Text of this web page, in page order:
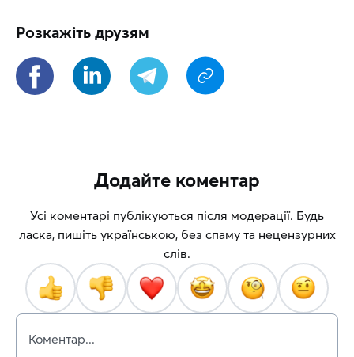
Розкажіть друзям
Додайте коментар
Усі коментарі публікуються після модерації. Будь
ласка, пишіть українською, без спаму та нецензурних
слів.
Коментар...